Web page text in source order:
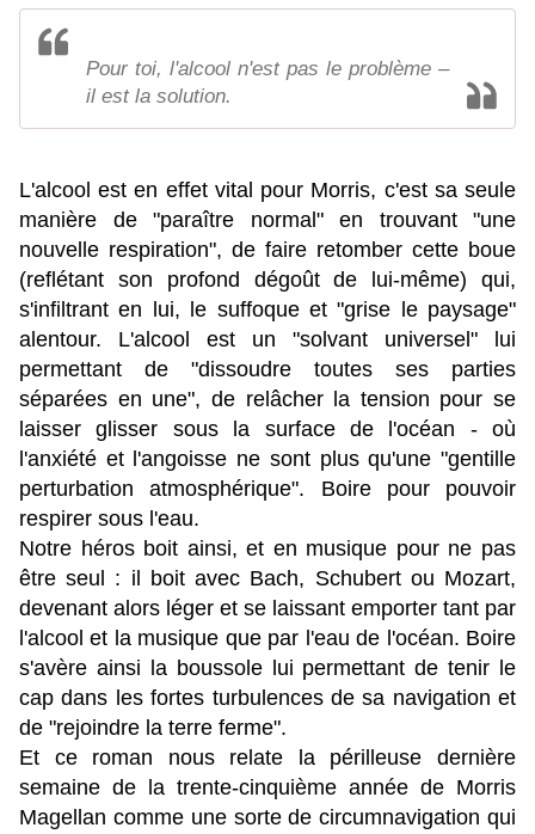
Pour toi, l'alcool n'est pas le problème –
il est la solution.
L'alcool est en effet vital pour Morris, c'est sa seule
manière de "paraître normal" en trouvant "une
nouvelle respiration", de faire retomber cette boue
(reflétant son profond dégoût de lui-même) qui,
s'infiltrant en lui, le suffoque et "grise le paysage"
alentour. L'alcool est un "solvant universel" lui
permettant de "dissoudre toutes ses parties
séparées en une", de relâcher la tension pour se
laisser glisser sous la surface de l'océan - où
l'anxiété et l'angoisse ne sont plus qu'une "gentille
perturbation atmosphérique". Boire pour pouvoir
respirer sous l'eau.
Notre héros boit ainsi, et en musique pour ne pas
être seul : il boit avec Bach, Schubert ou Mozart,
devenant alors léger et se laissant emporter tant par
l'alcool et la musique que par l'eau de l'océan. Boire
s'avère ainsi la boussole lui permettant de tenir le
cap dans les fortes turbulences de sa navigation et
de "rejoindre la terre ferme".
Et ce roman nous relate la périlleuse dernière
semaine de la trente-cinquième année de Morris
Magellan comme une sorte de circumnavigation qui